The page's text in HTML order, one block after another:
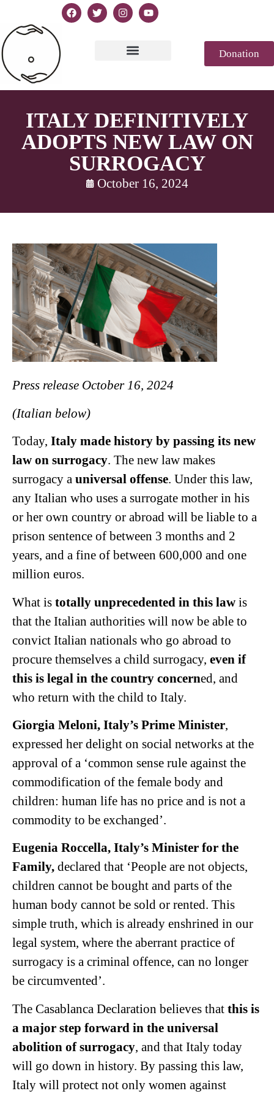
Donation
ITALY DEFINITIVELY
ADOPTS NEW LAW ON
SURROGACY
October 16, 2024
Press release October 16, 2024
(Italian below)
Today, Italy made history by passing its new
law on surrogacy. The new law makes
surrogacy a universal offense. Under this law,
any Italian who uses a surrogate mother in his
or her own country or abroad will be liable to a
prison sentence of between 3 months and 2
years, and a fine of between 600,000 and one
million euros.
What is totally unprecedented in this law is
that the Italian authorities will now be able to
convict Italian nationals who go abroad to
procure themselves a child surrogacy, even if
this is legal in the country concerned, and
who return with the child to Italy.
Giorgia Meloni, Italy’s Prime Minister,
expressed her delight on social networks at the
approval of a ‘common sense rule against the
commodification of the female body and
children: human life has no price and is not a
commodity to be exchanged’.
Eugenia Roccella, Italy’s Minister for the
Family, declared that ‘People are not objects,
children cannot be bought and parts of the
human body cannot be sold or rented. This
simple truth, which is already enshrined in our
legal system, where the aberrant practice of
surrogacy is a criminal offence, can no longer
be circumvented’.
The Casablanca Declaration believes that this is
a major step forward in the universal
abolition of surrogacy, and that Italy today
will go down in history. By passing this law,
Italy will protect not only women against